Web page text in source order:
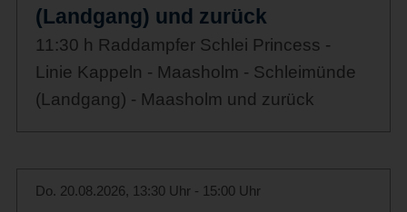
(Landgang) und zurück
11:30 h Raddampfer Schlei Princess -
Linie Kappeln - Maasholm - Schleimünde
(Landgang) - Maasholm und zurück
Do. 20.08.2026, 13:30 Uhr - 15:00 Uhr